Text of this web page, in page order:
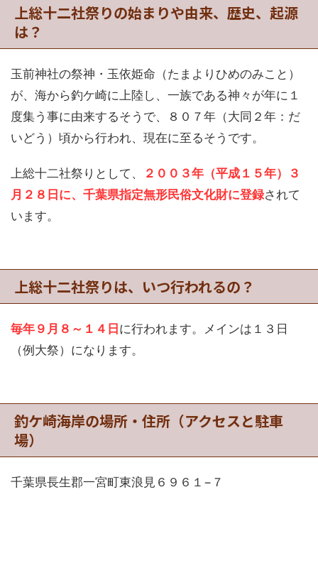
上総十二社祭りの始まりや由来、歴史、起源
は？
玉前神社の祭神・玉依姫命（たまよりひめのみこと）
が、海から釣ケ崎に上陸し、一族である神々が年に１
度集う事に由来するそうで、８０７年（大同２年：だ
いどう）頃から行われ、現在に至るそうです。
上総十二社祭りとして、
２００３年（平成１５年）３
月２８日に、千葉県指定無形民俗文化財に登録されて
います。
上総十二社祭りは、いつ行われるの？
毎年９月８～１４日 に行われます。メインは１３日
（例大祭）になります。
釣ケ崎海岸の場所・住所（アクセスと駐車
場）
千葉県長生郡一宮町東浪見６９６１−７